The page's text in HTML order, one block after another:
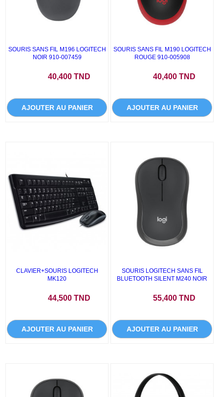
SOURIS SANS FIL M196 LOGITECH
NOIR 910-007459
40,400 TND
AJOUTER AU PANIER
SOURIS SANS FIL M190 LOGITECH
ROUGE 910-005908
40,400 TND
AJOUTER AU PANIER
CLAVIER+SOURIS LOGITECH
MK120
44,500 TND
AJOUTER AU PANIER
SOURIS LOGITECH SANS FIL
BLUETOOTH SILENT M240 NOIR
55,400 TND
AJOUTER AU PANIER